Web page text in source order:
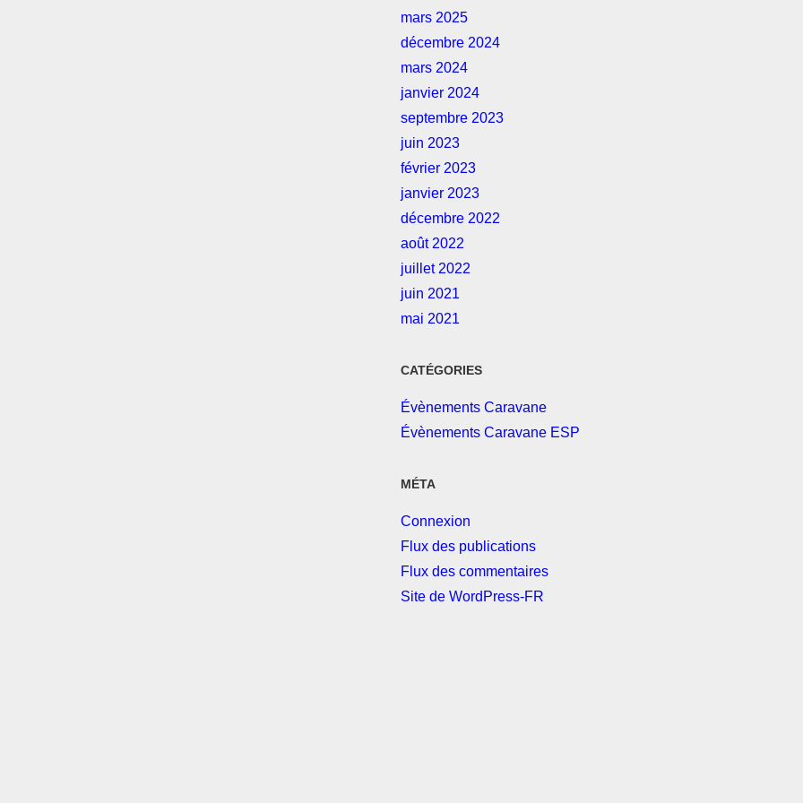
mars 2025
décembre 2024
mars 2024
janvier 2024
septembre 2023
juin 2023
février 2023
janvier 2023
décembre 2022
août 2022
juillet 2022
juin 2021
mai 2021
CATÉGORIES
Évènements Caravane
Évènements Caravane ESP
MÉTA
Connexion
Flux des publications
Flux des commentaires
Site de WordPress-FR